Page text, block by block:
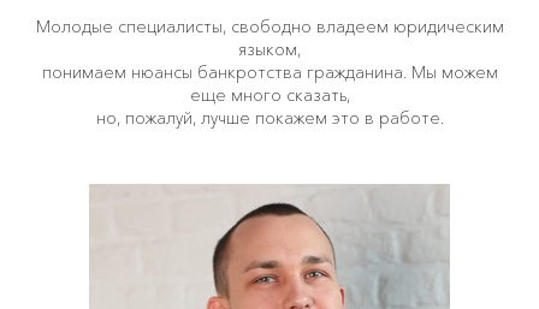
Молодые специалисты, свободно владеем юридическим
языком,
понимаем нюансы банкротства гражданина. Мы можем
еще много сказать,
но, пожалуй, лучше покажем это в работе.